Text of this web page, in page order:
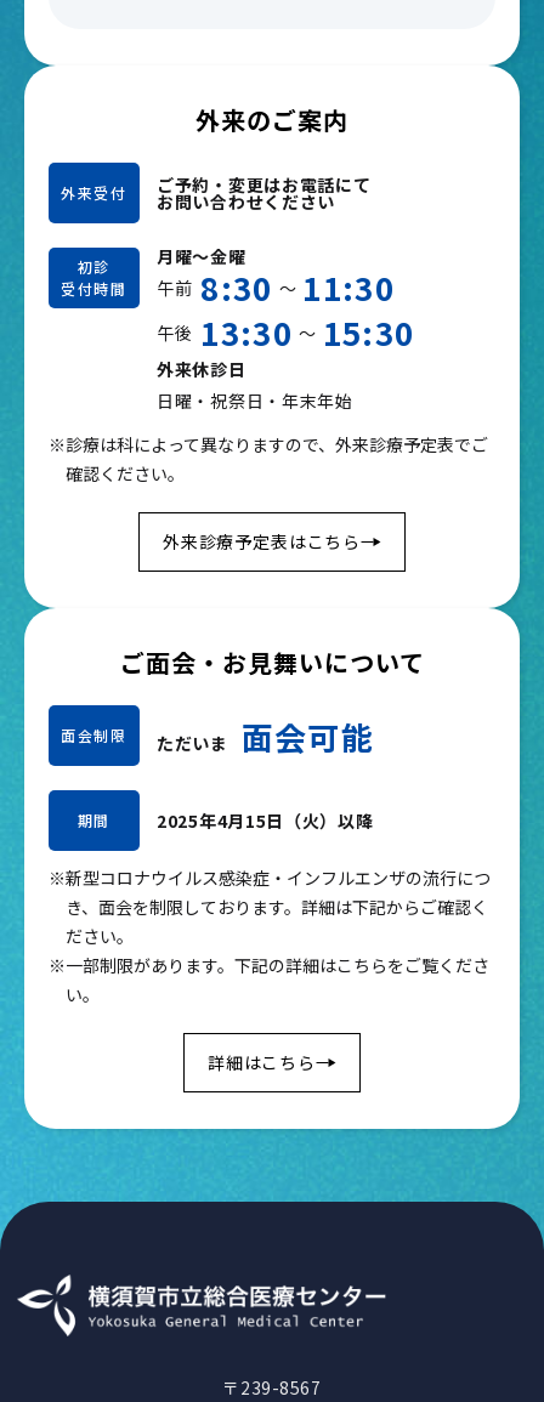
外来のご案内
外来受付 ご予約・変更はお電話にて
お問い合わせください
初診
受付時間
月曜～金曜
午前 8:30 ～ 11:30
午後 13:30 ～ 15:30
外来休診日
日曜・祝祭日・年末年始
※診療は科によって異なりますので、外来診療予定表でご
確認ください。
外来診療予定表はこちら
ご面会・お見舞いについて
面会制限 ただいま 面会可能
期間 2025年4月15日（火）以降
※新型コロナウイルス感染症・インフルエンザの流行につ
き、面会を制限しております。詳細は下記からご確認く
ださい。
※一部制限があります。下記の詳細はこちらをご覧くださ
い。
詳細はこちら
〒239-8567